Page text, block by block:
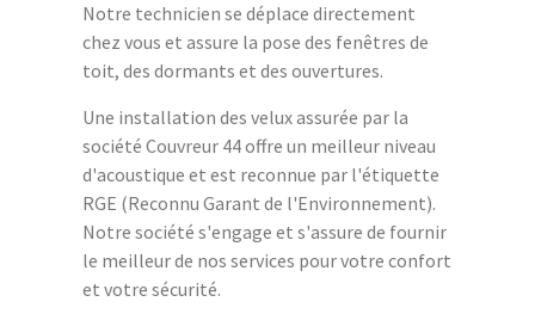
Notre technicien se déplace directement
chez vous et assure la pose des fenêtres de
toit, des dormants et des ouvertures.
Une installation des velux assurée par la
société Couvreur 44 offre un meilleur niveau
d'acoustique et est reconnue par l'étiquette
RGE (Reconnu Garant de l'Environnement).
Notre société s'engage et s'assure de fournir
le meilleur de nos services pour votre confort
et votre sécurité.